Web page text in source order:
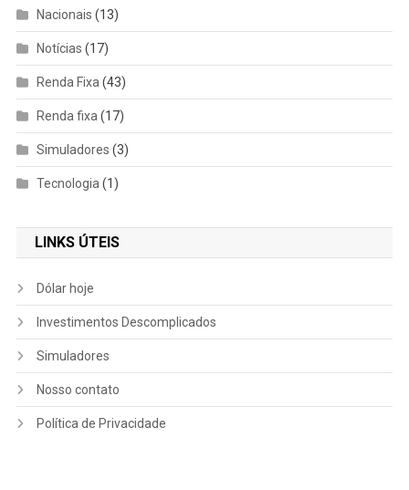
Nacionais (13)
Notícias (17)
Renda Fixa (43)
Renda fixa (17)
Simuladores (3)
Tecnologia (1)
LINKS ÚTEIS
Dólar hoje
Investimentos Descomplicados
Simuladores
Nosso contato
Política de Privacidade